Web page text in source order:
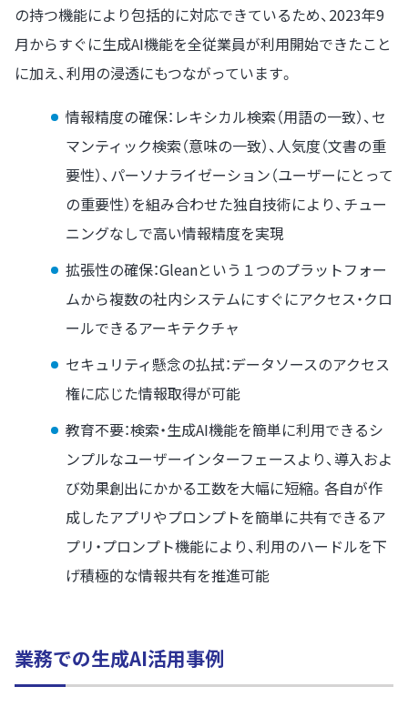
の持つ機能により包括的に対応できているため、2023年9
月からすぐに生成AI機能を全従業員が利用開始できたこと
に加え、利用の浸透にもつながっています。
情報精度の確保：レキシカル検索（用語の一致）、セ
マンティック検索（意味の一致）、人気度（文書の重
要性）、パーソナライゼーション（ユーザーにとって
の重要性）を組み合わせた独自技術により、チュー
ニングなしで高い情報精度を実現
拡張性の確保：Gleanという１つのプラットフォー
ムから複数の社内システムにすぐにアクセス・クロ
ールできるアーキテクチャ
セキュリティ懸念の払拭：データソースのアクセス
権に応じた情報取得が可能
教育不要：検索・生成AI機能を簡単に利用できるシ
ンプルなユーザーインターフェースより、導入およ
び効果創出にかかる工数を大幅に短縮。各自が作
成したアプリやプロンプトを簡単に共有できるア
プリ・プロンプト機能により、利用のハードルを下
げ積極的な情報共有を推進可能
業務での生成AI活用事例